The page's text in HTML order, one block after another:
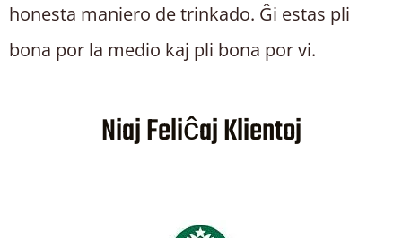
honesta maniero de trinkado. Ĝi estas pli
bona por la medio kaj pli bona por vi.
Niaj Feliĉaj Klientoj